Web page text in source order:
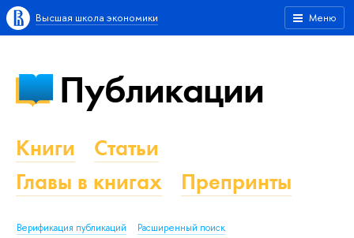
Меню
Высшая школа экономики
Публикации
Книги
Статьи
Главы в книгах
Препринты
Верификация публикаций
Расширенный поиск